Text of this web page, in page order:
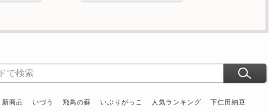
新商品 いづう 飛鳥の蘇 いぶりがっこ 人気ランキング
下仁田納豆